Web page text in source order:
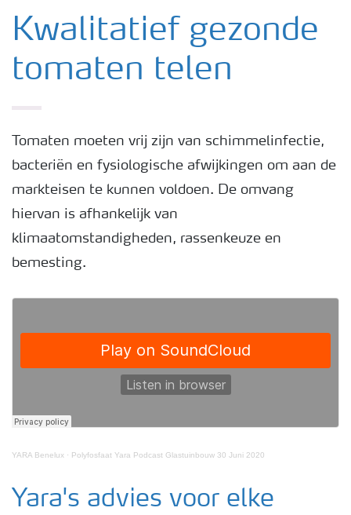
Nieuwsbrieven
Gewassen
Toolbox
Grow the future
Meststoffen veiligheid
Webinars
Kwalitatief gezonde
tomaten telen
Tomaten moeten vrij zijn van schimmelinfectie,
bacteriën en fysiologische afwijkingen om aan de
markteisen te kunnen voldoen. De omvang
hiervan is afhankelijk van
klimaatomstandigheden, rassenkeuze en
bemesting.
YARA Benelux · Polyfosfaat Yara Podcast Glastuinbouw 30 Juni 2020
Yara's advies voor elke